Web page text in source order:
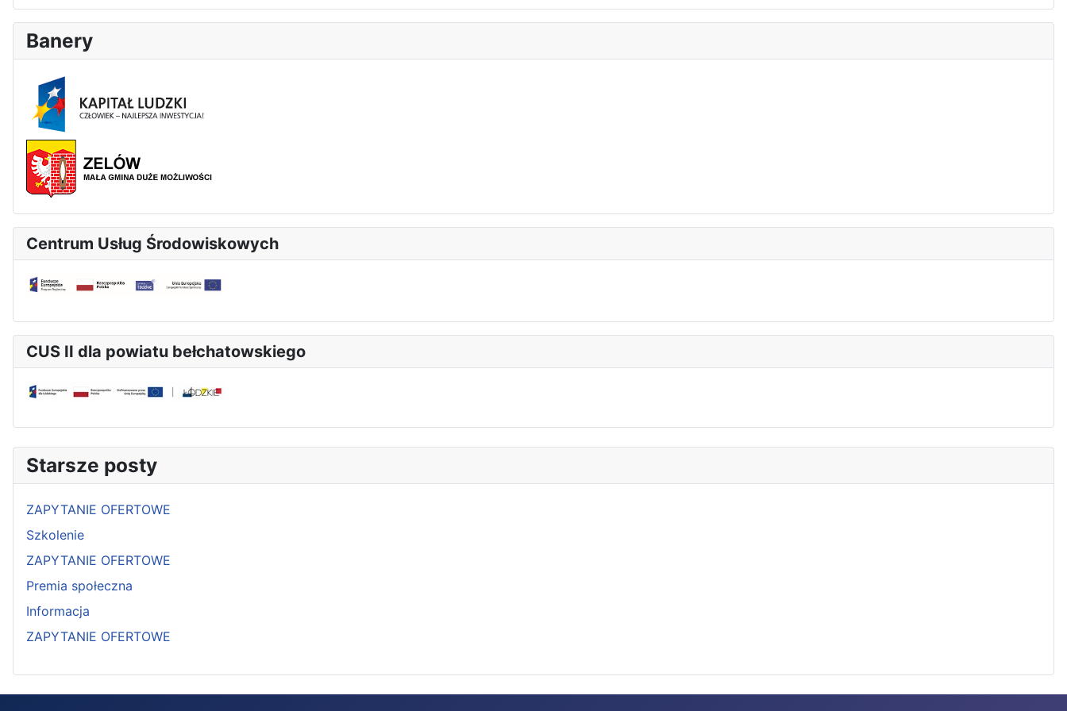
Banery
Centrum Usług Środowiskowych
CUS II dla powiatu bełchatowskiego
Starsze posty
ZAPYTANIE OFERTOWE
Szkolenie
ZAPYTANIE OFERTOWE
Premia społeczna
Informacja
ZAPYTANIE OFERTOWE